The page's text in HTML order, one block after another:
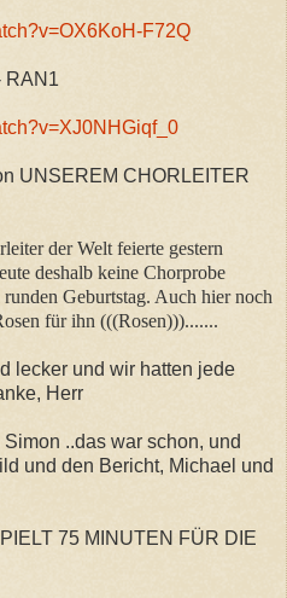
F72Q
RAN1
UNSEREM CHORLEITER
der Welt feierte gestern
deshalb keine Chorprobe
Geburtstag. Auch hier noch
für ihn (((Rosen))).......
lecker und wir hatten jede
Herr
..das war schon, und
und den Bericht, Michael und
75 MINUTEN FÜR DIE